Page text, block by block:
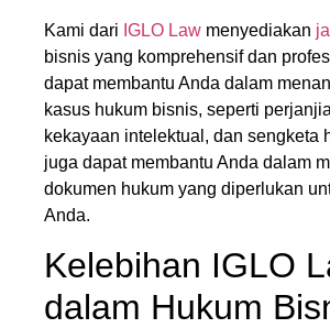
Kami dari IGLO Law menyediakan
bisnis yang komprehensif dan
dapat membantu Anda dalam
kasus hukum bisnis, seperti
kekayaan intelektual, dan sengketa
juga dapat membantu Anda dalam
dokumen hukum yang diperlukan
Anda.
Kelebihan IGLO
dalam Hukum